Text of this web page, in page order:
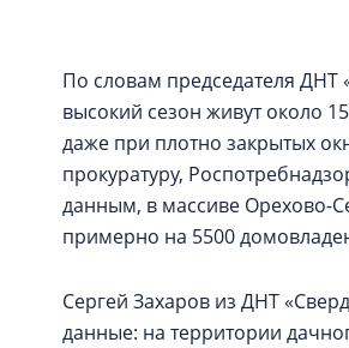
По словам председателя ДНТ
высокий сезон живут около
даже при плотно закрытых
прокуратуру,
данным, в массиве Орехово-
примерно на 5500
Сергей Захаров из ДНТ
данные: на территории